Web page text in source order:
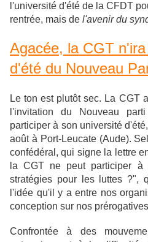
l'université d'été de la CFDT
rentrée, mais de l'avenir du
Agacée, la CGT
d'été du Nouveau
Le ton est plutôt sec. La CGT
l'invitation du Nouveau
participer à son université
août à Port-Leucate (Aude).
confédéral, qui signe la lettre
la CGT ne peut participer
stratégies pour les luttes ?",
l'idée qu'il y a entre nos
conception sur nos
Confrontée à des